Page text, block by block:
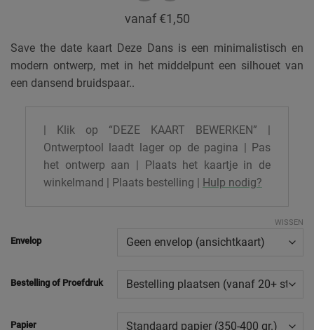
vanaf €1,50
Save the date kaart Deze Dans is een minimalistisch en
modern ontwerp, met in het middelpunt een silhouet van
een dansend bruidspaar..
| Klik op “DEZE KAART BEWERKEN” |
Ontwerptool laadt lager op de pagina | Pas
het ontwerp aan | Plaats het kaartje in de
winkelmand | Plaats bestelling |
Hulp nodig?
Envelop
Bestelling of Proefdruk
Papier
WISSEN